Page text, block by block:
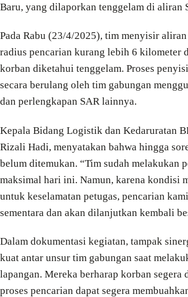
Baru, yang dilaporkan tenggelam di aliran
Pada Rabu (23/4/2025), tim menyisir
radius pencarian kurang lebih 6 kilometer
korban diketahui tenggelam. Proses
secara berulang oleh tim gabungan
dan perlengkapan SAR lainnya.
Kepala Bidang Logistik dan Kedaruratan
Rizali Hadi, menyatakan bahwa hingga
belum ditemukan. “Tim sudah melakukan
maksimal hari ini. Namun, karena kondisi
untuk keselamatan petugas, pencarian
sementara dan akan dilanjutkan kembali
Dalam dokumentasi kegiatan, tampak
kuat antar unsur tim gabungan saat
lapangan. Mereka berharap korban segera
proses pencarian dapat segera